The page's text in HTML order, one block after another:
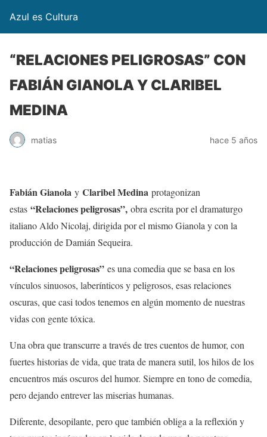
Azul es Cultura
“RELACIONES PELIGROSAS” CON
FABIÁN GIANOLA Y CLARIBEL
MEDINA
matias hace 5 años
Fabián Gianola y Claribel Medina protagonizan
estas “Relaciones peligrosas”, obra escrita por el dramaturgo
italiano Aldo Nicolaj, dirigida por el mismo Gianola y con la
producción de Damián Sequeira.
“Relaciones peligrosas” es una comedia que se basa en los
vínculos sinuosos, laberínticos y peligrosos, esas relaciones
oscuras, que casi todos tenemos en algún momento de nuestras
vidas con gente tóxica.
Una obra que transcurre a través de tres cuentos de humor, con
fuertes historias de vida, que trata de manera sutil, los hilos de los
encuentros más oscuros del humor. Siempre en tono de comedia,
pero dejando entrever las miserias humanas.
Diferente, desopilante, pero que también obliga a la reflexión y